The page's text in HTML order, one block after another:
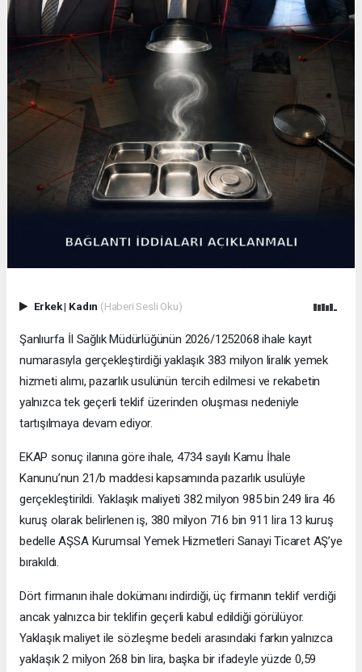
Erkek| Kadın (Haberi Sesli Oku)
Şanlıurfa İl Sağlık Müdürlüğünün 2026/1252068 ihale kayıt
numarasıyla gerçekleştirdiği yaklaşık 383 milyon liralık yemek
hizmeti alımı, pazarlık usulünün tercih edilmesi ve rekabetin
yalnızca tek geçerli teklif üzerinden oluşması nedeniyle
tartışılmaya devam ediyor.
EKAP sonuç ilanına göre ihale, 4734 sayılı Kamu İhale
Kanunu’nun 21/b maddesi kapsamında pazarlık usulüyle
gerçekleştirildi. Yaklaşık maliyeti 382 milyon 985 bin 249 lira 46
kuruş olarak belirlenen iş, 380 milyon 716 bin 911 lira 13 kuruş
bedelle AŞSA Kurumsal Yemek Hizmetleri Sanayi Ticaret AŞ’ye
bırakıldı.
Dört firmanın ihale dokümanı indirdiği, üç firmanın teklif verdiği
ancak yalnızca bir teklifin geçerli kabul edildiği görülüyor.
Yaklaşık maliyet ile sözleşme bedeli arasındaki farkın yalnızca
yaklaşık 2 milyon 268 bin lira, başka bir ifadeyle yüzde 0,59